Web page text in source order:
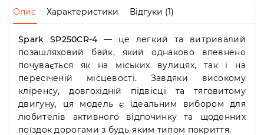
-
19:00
10:00
-
19:00
Нд
-
вихідний
Опис Характеристики Відгуки (1)
Spark SP250CR-4— це легкий та витривалий
позашляховий байк, який однаково впевнено
почувається як на міських вулицях, так і на
пересіченій місцевості. Завдяки високому
кліренсу, довгохідній підвісці та тяговитому
двигуну, ця модель є ідеальним вибором для
любителів активного відпочинку та щоденних
поїздок дорогами з будь-яким типом покриття.